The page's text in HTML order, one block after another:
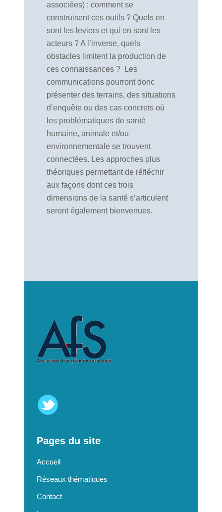
associées) : comment se
construisent ces outils ? Quels en
sont les leviers et qui en sont les
acteurs ? A l’inverse, quels
obstacles limitent la production de
ces connaissances ?
Les
communications pourront donc
présenter des terrains, des situations
d’enquête ou des cas concrets où
les problématiques de santé
humaine, animale et/ou
environnementale se trouvent
connectées. Les approches plus
théoriques permettant de réfléchir
aux façons dont ces trois
dimensions de la santé s’articulent
seront également bienvenues.
Pages du site
Accueil
Réseaux thématiques
Contact